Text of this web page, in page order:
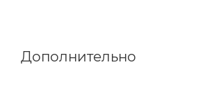
Дополнительно